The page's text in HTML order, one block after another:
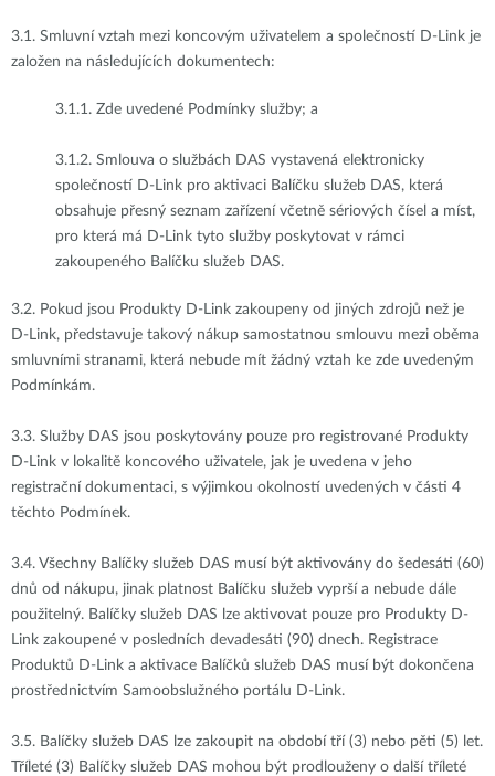
3.1. Smluvní vztah mezi koncovým uživatelem a společností D-Link je
založen na následujících dokumentech:
3.1.1. Zde uvedené Podmínky služby; a
3.1.2. Smlouva o službách DAS vystavená elektronicky
společností D-Link pro aktivaci Balíčku služeb DAS, která
obsahuje přesný seznam zařízení včetně sériových čísel a míst,
pro která má D-Link tyto služby poskytovat v rámci
zakoupeného Balíčku služeb DAS.
3.2. Pokud jsou Produkty D-Link zakoupeny od jiných zdrojů než je
D-Link, představuje takový nákup samostatnou smlouvu mezi oběma
smluvními stranami, která nebude mít žádný vztah ke zde uvedeným
Podmínkám.
3.3. Služby DAS jsou poskytovány pouze pro registrované Produkty
D-Link v lokalitě koncového uživatele, jak je uvedena v jeho
registrační dokumentaci, s výjimkou okolností uvedených v části 4
těchto Podmínek.
3.4. Všechny Balíčky služeb DAS musí být aktivovány do šedesáti (60)
dnů od nákupu, jinak platnost Balíčku služeb vyprší a nebude dále
použitelný. Balíčky služeb DAS lze aktivovat pouze pro Produkty D-
Link zakoupené v posledních devadesáti (90) dnech. Registrace
Produktů D-Link a aktivace Balíčků služeb DAS musí být dokončena
prostřednictvím Samoobslužného portálu D-Link.
3.5. Balíčky služeb DAS lze zakoupit na období tří (3) nebo pěti (5) let.
Tříleté (3) Balíčky služeb DAS mohou být prodlouženy o další tříleté